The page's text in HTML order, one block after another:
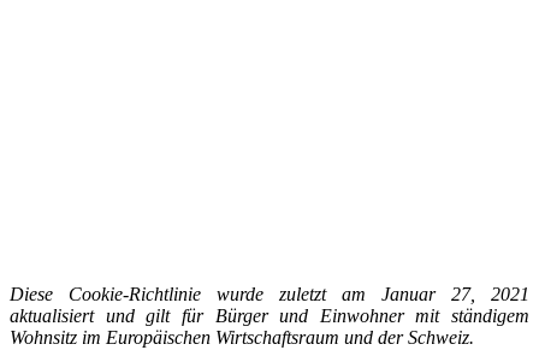
Diese Cookie-Richtlinie wurde zuletzt am Januar 27, 2021
aktualisiert und gilt für Bürger und Einwohner mit ständigem
Wohnsitz im Europäischen Wirtschaftsraum und der Schweiz.